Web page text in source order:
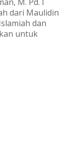
M. Pd. I
dari Maulidin
dan
untuk